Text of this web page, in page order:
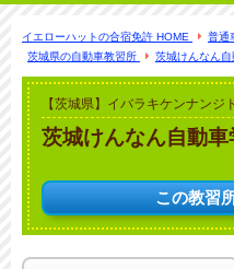
イエローハットの合宿免許 HOME
普通
茨城県の自動車教習所
茨城けんなん自
【茨城県】イバラキケンナンジ
茨城けんなん自動車
この教習